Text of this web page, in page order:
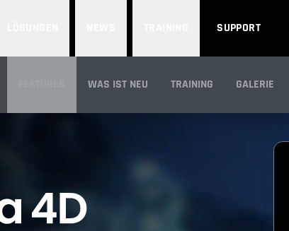
SUPPORT
WAS IST NEU TRAINING GALERIE